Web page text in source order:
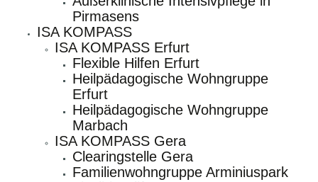
Pirmasens
ISA KOMPASS
ISA KOMPASS Erfurt
Flexible Hilfen Erfurt
Heilpädagogische Wohngruppe
Erfurt
Heilpädagogische Wohngruppe
Marbach
ISA KOMPASS Gera
Clearingstelle Gera
Familienwohngruppe Arminiuspark